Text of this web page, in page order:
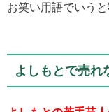
お笑い用語でいうと
よしもとで売れ